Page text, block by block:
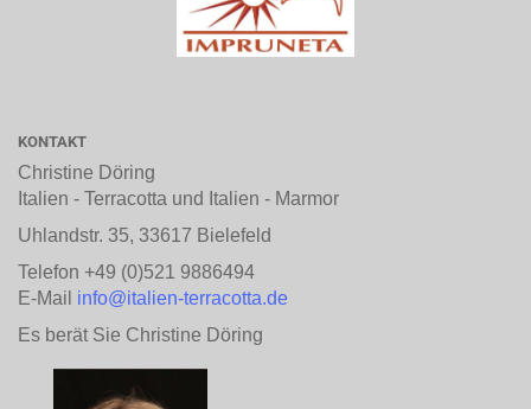
KONTAKT
Christine Döring
Italien - Terracotta und Italien - Marmor
Uhlandstr. 35, 33617 Bielefeld
Telefon +49 (0)521 9886494
E-Mail info@italien-terracotta.de
Es berät Sie Christine Döring